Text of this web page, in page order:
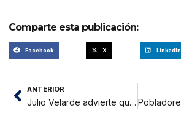
Comparte esta publicación:
Facebook X LinkedIn
ANTERIOR
Julio Velarde advierte que la riqueza minera no se ha traducido en bienestar y cuestiona la falta de reformas estatales